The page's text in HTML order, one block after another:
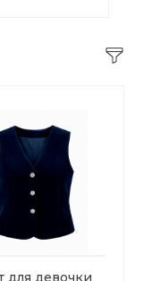
для девочки